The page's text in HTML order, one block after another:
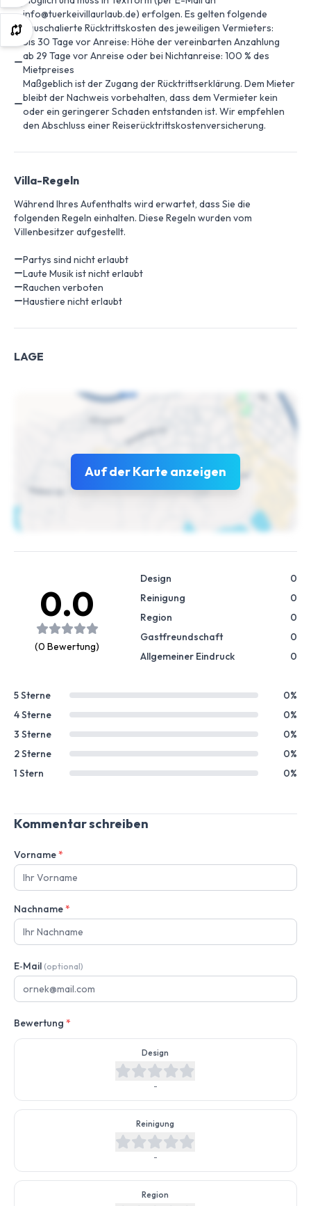
info@tuerkeivillaurlaub.de) erfolgen. Es gelten folgende
pauschalierte Rücktrittskosten des jeweiligen Vermieters:
bis 30 Tage vor Anreise: Höhe der vereinbarten Anzahlung
ab 29 Tage vor Anreise oder bei Nichtanreise: 100 % des
Mietpreises
Maßgeblich ist der Zugang der Rücktrittserklärung. Dem Mieter
bleibt der Nachweis vorbehalten, dass dem Vermieter kein
oder ein geringerer Schaden entstanden ist. Wir empfehlen
den Abschluss einer Reiserücktrittskostenversicherung.
Villa-Regeln
Während Ihres Aufenthalts wird erwartet, dass Sie die
folgenden Regeln einhalten. Diese Regeln wurden vom
Villenbesitzer aufgestellt.
Partys sind nicht erlaubt
Laute Musik ist nicht erlaubt
Rauchen verboten
Haustiere nicht erlaubt
LAGE
Auf der Karte anzeigen
0.0
(0 Bewertung)
Design
0
Reinigung
0
Region
0
Gastfreundschaft
0
Allgemeiner Eindruck
0
5 Sterne
0%
4 Sterne
0%
3 Sterne
0%
2 Sterne
0%
1 Stern
0%
Kommentar schreiben
Vorname*
Nachname*
E‑Mail (optional)
Bewertung *
Design
-
Reinigung
-
Region